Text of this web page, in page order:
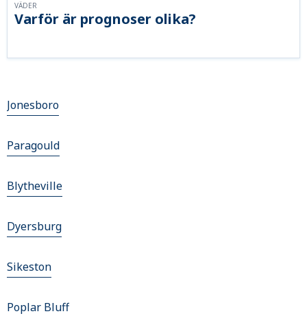
Varför är prognoser olika?
VÄDER
Jonesboro
Paragould
Blytheville
Dyersburg
Sikeston
Poplar Bluff